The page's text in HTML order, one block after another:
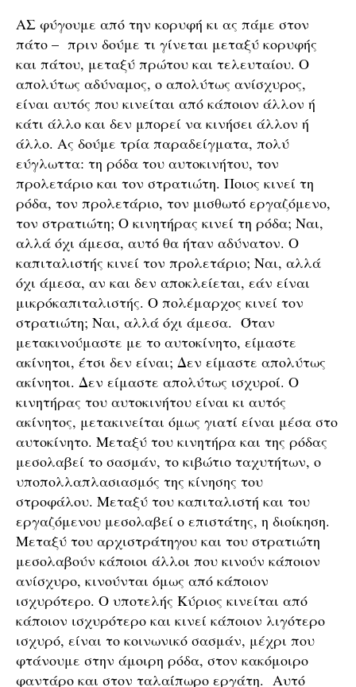
ΑΣ φύγουμε από την κορυφή κι ας πάμε στον
πάτο – πριν δούμε τι γίνεται μεταξύ κορυφής
και πάτου, μεταξύ πρώτου και τελευταίου. Ο
απολύτως αδύναμος, ο απολύτως ανίσχυρος,
είναι αυτός που κινείται από κάποιον άλλον ή
κάτι άλλο και δεν μπορεί να κινήσει άλλον ή
άλλο. Ας δούμε τρία παραδείγματα, πολύ
εύγλωττα: τη ρόδα του αυτοκινήτου, τον
προλετάριο και τον στρατιώτη. Ποιος κινεί τη
ρόδα, τον προλετάριο, τον μισθωτό εργαζόμενο,
τον στρατιώτη; Ο κινητήρας κινεί τη ρόδα; Ναι,
αλλά όχι άμεσα, αυτό θα ήταν αδύνατον. Ο
καπιταλιστής κινεί τον προλετάριο; Ναι, αλλά
όχι άμεσα, αν και δεν αποκλείεται, εάν είναι
μικρόκαπιταλιστής. Ο πολέμαρχος κινεί τον
στρατιώτη; Ναι, αλλά όχι άμεσα. Όταν
μετακινούμαστε με το αυτοκίνητο, είμαστε
ακίνητοι, έτσι δεν είναι; Δεν είμαστε απολύτως
ακίνητοι. Δεν είμαστε απολύτως ισχυροί. Ο
κινητήρας του αυτοκινήτου είναι κι αυτός
ακίνητος, μετακινείται όμως γιατί είναι μέσα στο
αυτοκίνητο. Μεταξύ του κινητήρα και της ρόδας
μεσολαβεί το σασμάν, το κιβώτιο ταχυτήτων, ο
υποπολλαπλασιασμός της κίνησης του
στροφάλου. Μεταξύ του καπιταλιστή και του
εργαζόμενου μεσολαβεί ο επιστάτης, η διοίκηση.
Μεταξύ του αρχιστράτηγου και του στρατιώτη
μεσολαβούν κάποιοι άλλοι που κινούν κάποιον
ανίσχυρο, κινούνται όμως από κάποιον
ισχυρότερο. Ο υποτελής Κύριος κινείται από
κάποιον ισχυρότερο και κινεί κάποιον λιγότερο
ισχυρό, είναι το κοινωνικό σασμάν, μέχρι που
φτάνουμε στην άμοιρη ρόδα, στον κακόμοιρο
φαντάρο και στον ταλαίπωρο εργάτη. Αυτό